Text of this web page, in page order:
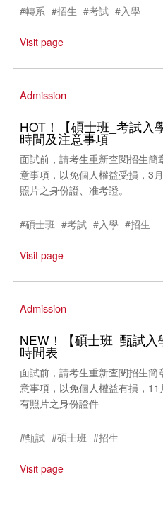
#轉系 #招生 #考試 #入學
Visit page
Admission
HOT！【碩士班_考試入
時間及注意事項
面試前，請考生重新查閱招生簡
意事項，以免個人權益受損，3
照片之身份證、准考證。
#碩士班 #考試 #入學 #招生
Visit page
Admission
NEW！【碩士班_甄試
時間表
面試前，請考生重新查閱招生簡
意事項，以免個人權益有損，
有照片之身份證件
#甄試 #碩士班 #招生
Visit page